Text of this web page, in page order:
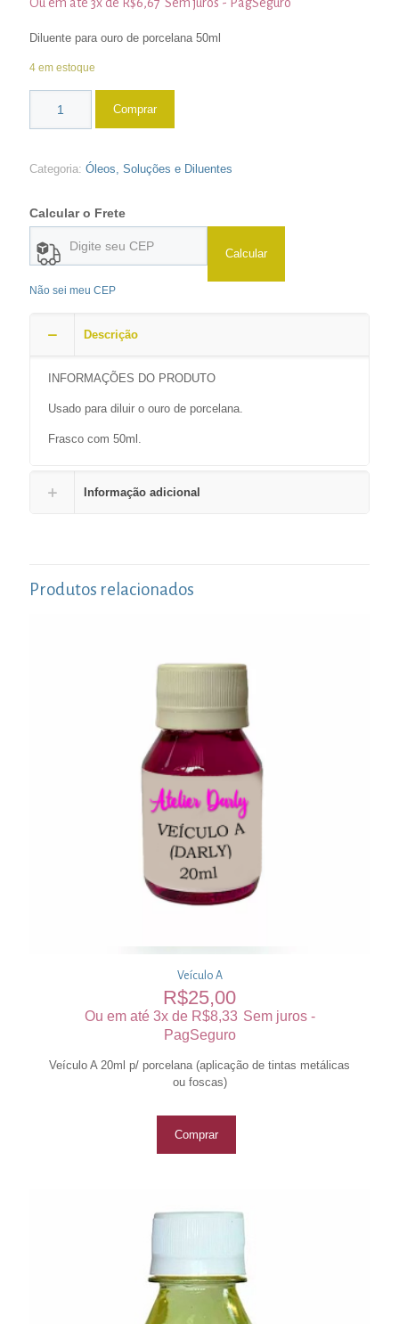
Diluente para ouro de porcelana 50ml
4 em estoque
Comprar
Categoria: Óleos, Soluções e Diluentes
Calcular o Frete
Calcular
Não sei meu CEP
Descrição
INFORMAÇÕES DO PRODUTO
Usado para diluir o ouro de porcelana.
Frasco com 50ml.
Informação adicional
Produtos relacionados
Veículo A
R$25,00
Ou em até 3x de R$8,33 Sem juros -
PagSeguro
Veículo A 20ml p/ porcelana (aplicação de tintas metálicas
ou foscas)
Comprar